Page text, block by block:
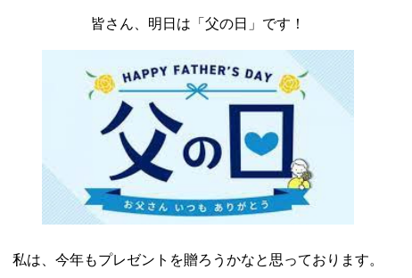
皆さん、明日は「父の日」です！
私は、今年もプレゼントを贈ろうかなと思っております。